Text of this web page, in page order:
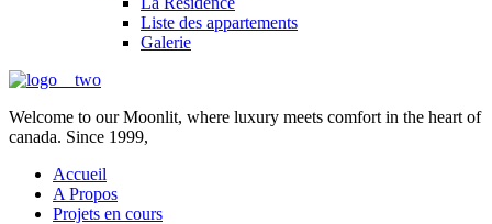
Liste des appartements
Galerie
Welcome to our Moonlit, where luxury meets comfort in the heart of
canada. Since 1999,
Accueil
A Propos
Projets en cours